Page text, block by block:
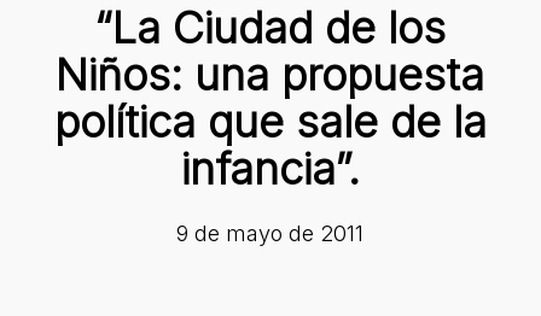
“La Ciudad de los
Niños: una propuesta
política que sale de la
infancia”.
9 de mayo de 2011